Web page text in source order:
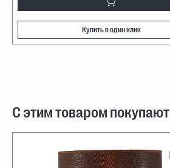
Купить в один клик
С этим товаром покупают